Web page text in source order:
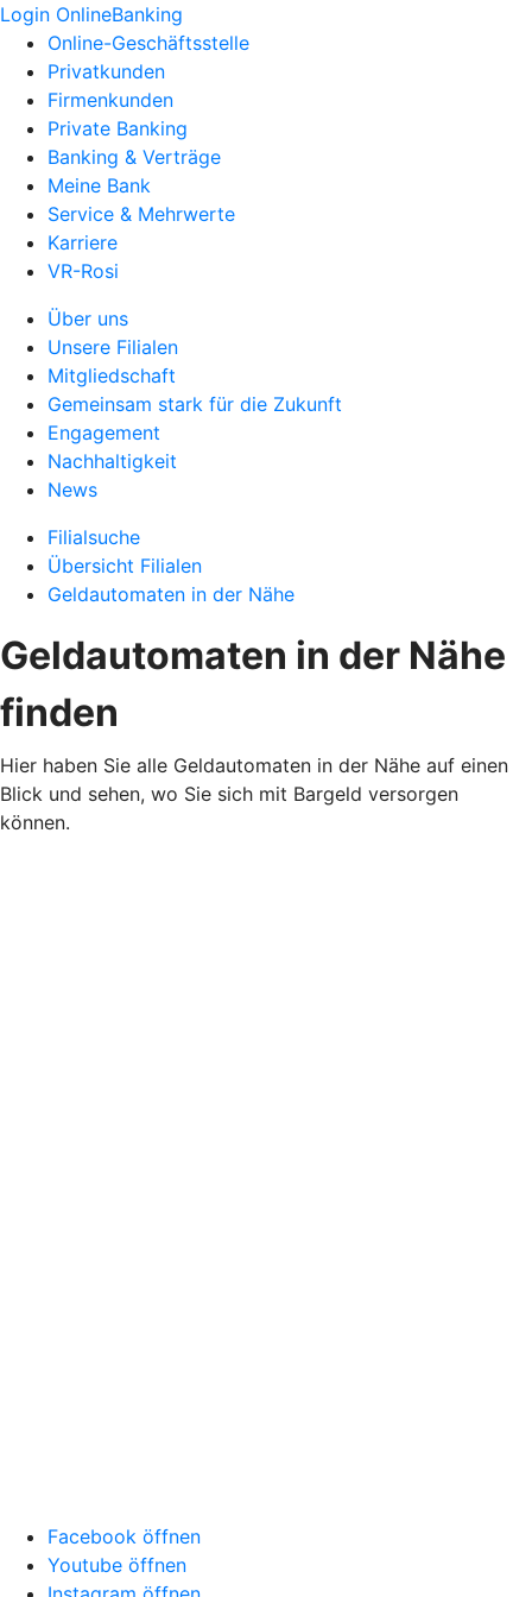
Login OnlineBanking
Online-Geschäftsstelle
Privatkunden
Firmenkunden
Private Banking
Banking & Verträge
Meine Bank
Service & Mehrwerte
Karriere
VR-Rosi
Über uns
Unsere Filialen
Mitgliedschaft
Gemeinsam stark für die Zukunft
Engagement
Nachhaltigkeit
News
Filialsuche
Übersicht Filialen
Geldautomaten in der Nähe
Geldautomaten in der Nähe
finden
Hier haben Sie alle Geldautomaten in der Nähe auf einen
Blick und sehen, wo Sie sich mit Bargeld versorgen
können.
Facebook öffnen
Youtube öffnen